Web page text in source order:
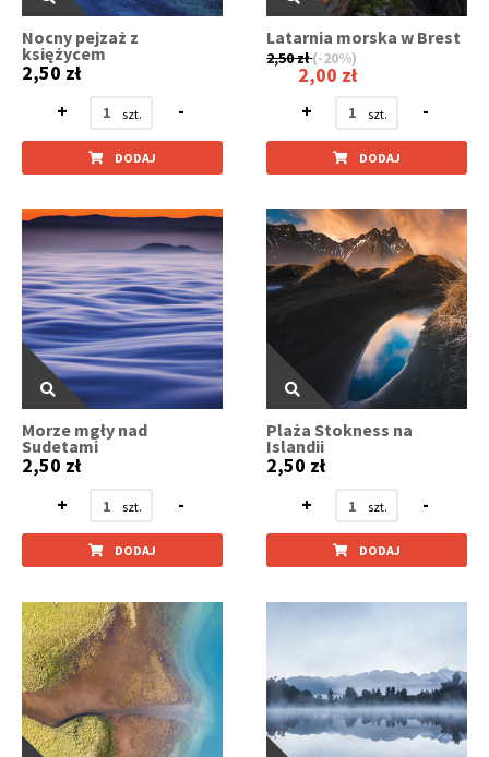
Nocny pejzaż z
księżycem
2,50 zł
+
-
DODAJ
Latarnia morska w Brest
2,50 zł(-20%)
2,00 zł
+
-
DODAJ
Morze mgły nad
Sudetami
2,50 zł
+
-
DODAJ
Plaża Stokness na
Islandii
2,50 zł
+
-
DODAJ